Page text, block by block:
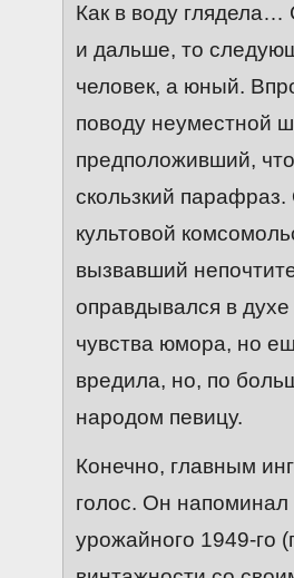
Как в воду глядела…
и дальше, то
человек, а юный.
поводу неуместной
предположивший,
скользкий
культовой
вызвавший
оправдывался в
чувства юмора, но
вредила, но, по
народом певицу.
Конечно, главным
голос. Он
урожайного 1949-го